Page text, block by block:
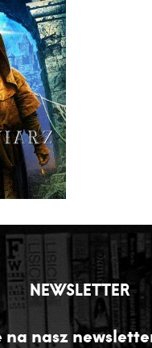
NEWSLETTER
na nasz